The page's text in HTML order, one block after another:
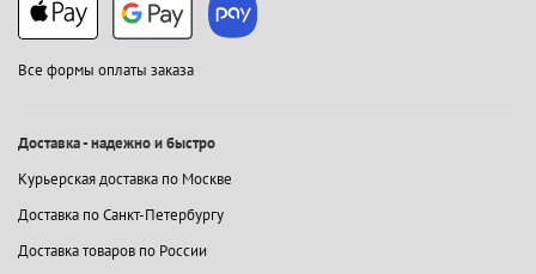
Все формы оплаты заказа
Доставка - надежно и быстро
Курьерская доставка по Москве
Доставка по Санкт-Петербургу
Доставка товаров по России